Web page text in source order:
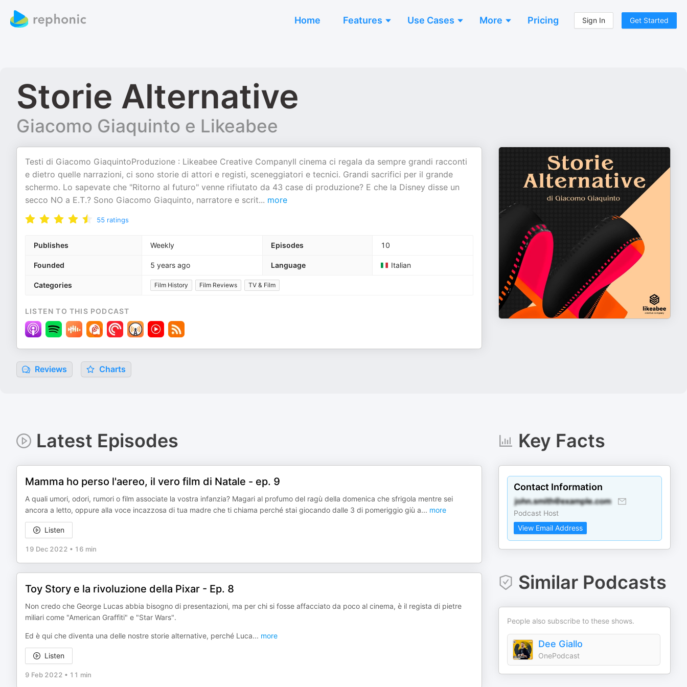
Home Features Use Cases More Pricing Sign In Get Started
Storie Alternative
Giacomo Giaquinto e Likeabee
Testi di Giacomo GiaquintoProduzione : Likeabee Creative CompanyIl cinema ci regala da sempre grandi racconti
e dietro quelle narrazioni, ci sono storie di attori e registi, sceneggiatori e tecnici. Grandi sacrifici per il grande
schermo. Lo sapevate che "Ritorno al futuro" venne rifiutato da 43 case di produzione? E che la Disney disse un
secco NO a E.T.? Sono Giacomo Giaquinto, narratore e scrit... more
55 ratings
Publishes Weekly Episodes 10
Founded 5 years ago Language Italian
Categories Film History Film Reviews TV & Film
LISTEN TO THIS PODCAST
Reviews Charts
Latest Episodes
Mamma ho perso l'aereo, il vero film di Natale - ep. 9
A quali umori, odori, rumori o film associate la vostra infanzia? Magari al profumo del ragù della domenica che sfrigola mentre sei
ancora a letto, oppure alla voce incazzosa di tua madre che ti chiama perché stai giocando dalle 3 di pomeriggio giù a... more
Listen
19 Dec 2022 • 16 min
Toy Story e la rivoluzione della Pixar - Ep. 8
Non credo che George Lucas abbia bisogno di presentazioni, ma per chi si fosse affacciato da poco al cinema, è il regista di pietre
miliari come "American Graffiti" e "Star Wars".
Ed è qui che diventa una delle nostre storie alternative, perché Luca... more
Listen
9 Feb 2022 • 11 min
Key Facts
Contact Information
Podcast Host
View Email Address
Similar Podcasts
People also subscribe to these shows.
Dee Giallo
OnePodcast